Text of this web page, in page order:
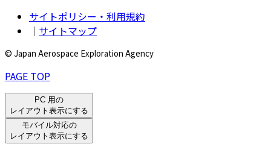
サイトポリシー・利用規約
｜ サイトマップ
© Japan Aerospace Exploration Agency
PAGE TOP
PC 用の
レイアウト表示にする
モバイル対応の
レイアウト表示にする